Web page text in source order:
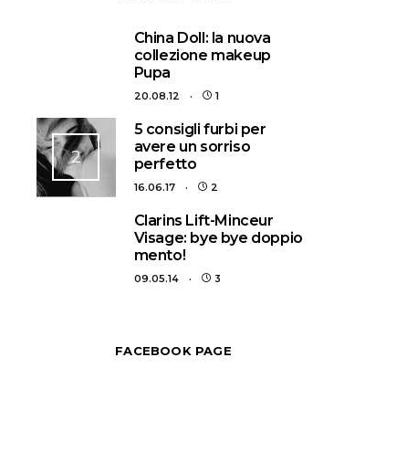
China Doll: la nuova
collezione makeup
Pupa
20.08.12 1
2
5 consigli furbi per
avere un sorriso
perfetto
16.06.17 2
Clarins Lift-Minceur
Visage: bye bye doppio
mento!
09.05.14 3
FACEBOOK PAGE